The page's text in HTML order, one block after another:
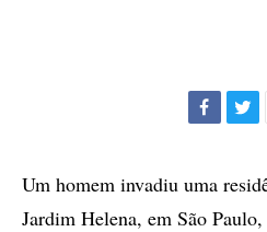
Um homem invadiu uma
Jardim Helena, em São